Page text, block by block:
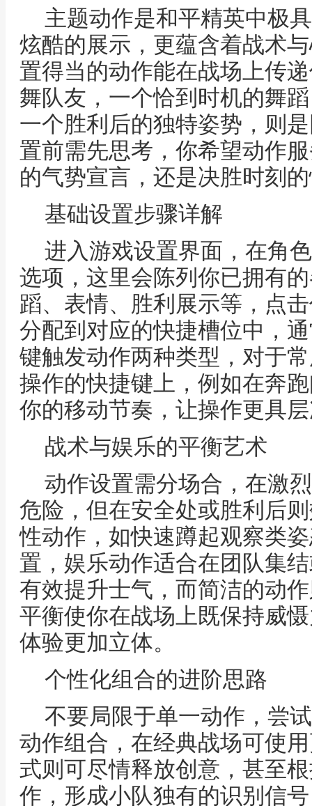
主题动作是和平精英中极
炫酷的展示，更蕴含着战术
置得当的动作能在战场上传
舞队友，一个恰到时机的舞
一个胜利后的独特姿势，则
置前需先思考，你希望动作
的气势宣言，还是决胜时刻
基础设置步骤详解
进入游戏设置界面，在角
选项，这里会陈列你已拥有
蹈、表情、胜利展示等，点
分配到对应的快捷槽位中，
键触发动作两种类型，对于
操作的快捷键上，例如在奔
你的移动节奏，让操作更具
战术与娱乐的平衡艺术
动作设置需分场合，在激
危险，但在安全处或胜利后
性动作，如快速蹲起观察类
置，娱乐动作适合在团队集
有效提升士气，而简洁的动
平衡使你在战场上既保持威
体验更加立体。
个性化组合的进阶思路
不要局限于单一动作，尝
动作组合，在经典战场可使
式则可尽情释放创意，甚至
作，形成小队独有的识别信